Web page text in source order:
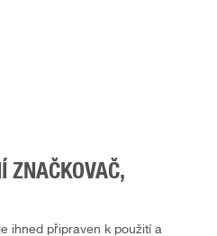
ZNAČKOVAČ,
ihned připraven k použití a